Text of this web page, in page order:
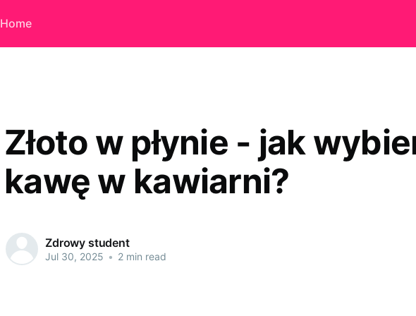
Home
Złoto w płynie - jak
kawę w kawiarni?
Zdrowy student
Jul 30, 2025 • 2 min read